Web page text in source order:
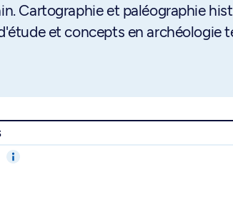
Cartographie et paléographie
et concepts en archéologie